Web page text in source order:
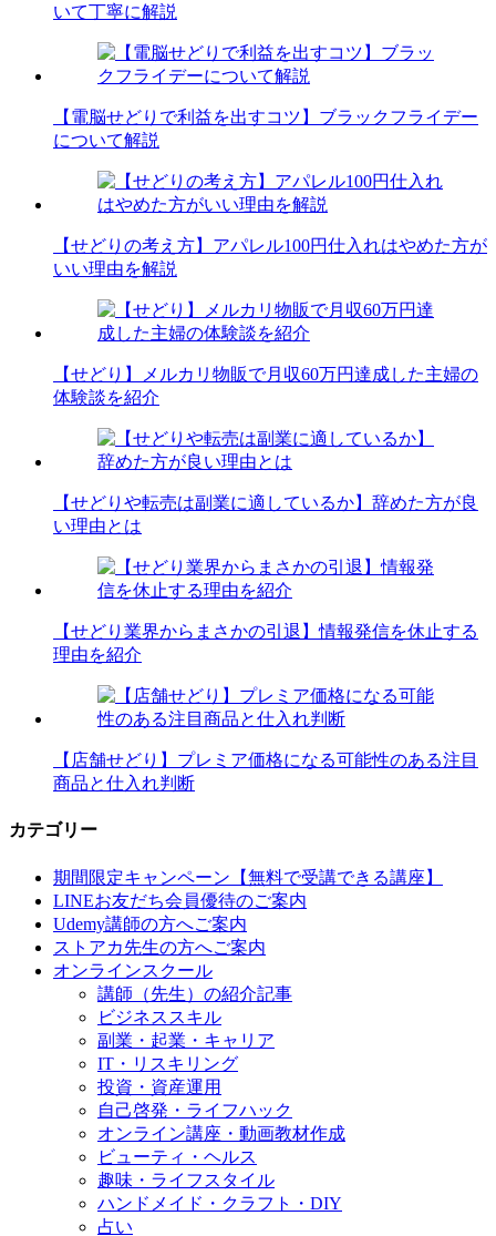
いて丁寧に解説
【電脳せどりで利益を出すコツ】ブラックフライデー
について解説
【せどりの考え方】アパレル100円仕入れはやめた方が
いい理由を解説
【せどり】メルカリ物販で月収60万円達成した主婦の
体験談を紹介
【せどりや転売は副業に適しているか】辞めた方が良
い理由とは
【せどり業界からまさかの引退】情報発信を休止する
理由を紹介
【店舗せどり】プレミア価格になる可能性のある注目
商品と仕入れ判断
カテゴリー
期間限定キャンペーン【無料で受講できる講座】
LINEお友だち会員優待のご案内
Udemy講師の方へご案内
ストアカ先生の方へご案内
オンラインスクール
講師（先生）の紹介記事
ビジネススキル
副業・起業・キャリア
IT・リスキリング
投資・資産運用
自己啓発・ライフハック
オンライン講座・動画教材作成
ビューティ・ヘルス
趣味・ライフスタイル
ハンドメイド・クラフト・DIY
占い